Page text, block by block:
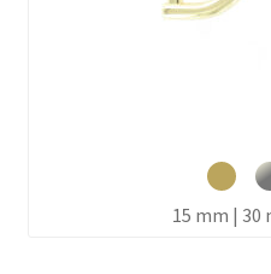
15 mm | 30